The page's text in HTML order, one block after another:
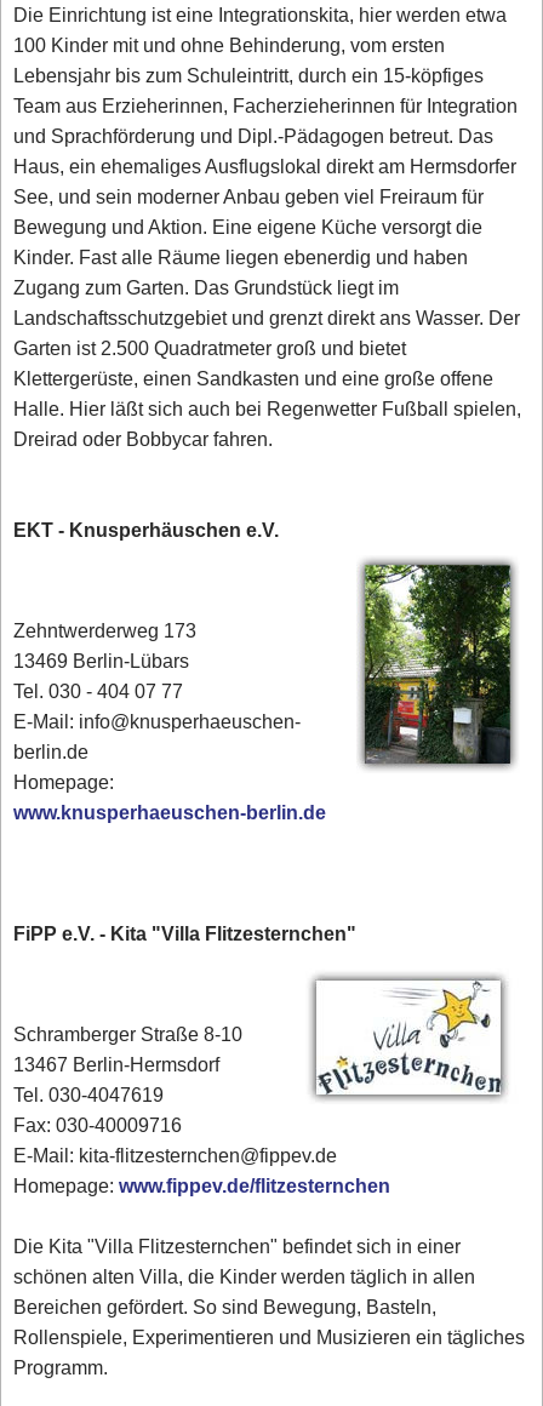
Die Einrichtung ist eine Integrationskita, hier werden etwa
100 Kinder mit und ohne Behinderung, vom ersten
Lebensjahr bis zum Schuleintritt, durch ein 15-köpfiges
Team aus Erzieherinnen, Facherzieherinnen für Integration
und Sprachförderung und Dipl.-Pädagogen betreut. Das
Haus, ein ehemaliges Ausflugslokal direkt am Hermsdorfer
See, und sein moderner Anbau geben viel Freiraum für
Bewegung und Aktion. Eine eigene Küche versorgt die
Kinder. Fast alle Räume liegen ebenerdig und haben
Zugang zum Garten. Das Grundstück liegt im
Landschaftsschutzgebiet und grenzt direkt ans Wasser. Der
Garten ist 2.500 Quadratmeter groß und bietet
Klettergerüste, einen Sandkasten und eine große offene
Halle. Hier läßt sich auch bei Regenwetter Fußball spielen,
Dreirad oder Bobbycar fahren.
EKT - Knusperhäuschen e.V.
Zehntwerderweg 173
13469 Berlin-Lübars
Tel. 030 - 404 07 77
E-Mail: info@knusperhaeuschen-
berlin.de
Homepage:
www.knusperhaeuschen-berlin.de
FiPP e.V. - Kita "Villa Flitzesternchen"
Schramberger Straße 8-10
13467 Berlin-Hermsdorf
Tel. 030-4047619
Fax: 030-40009716
E-Mail: kita-flitzesternchen@fippev.de
Homepage:www.fippev.de/flitzesternchen
Die Kita "Villa Flitzesternchen" befindet sich in einer
schönen alten Villa, die Kinder werden täglich in allen
Bereichen gefördert. So sind Bewegung, Basteln,
Rollenspiele, Experimentieren und Musizieren ein tägliches
Programm.